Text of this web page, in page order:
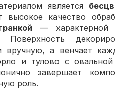
является
высокое качество
— характерной
Поверхность
вручную, а венчает
и тулово с
завершает
роль.